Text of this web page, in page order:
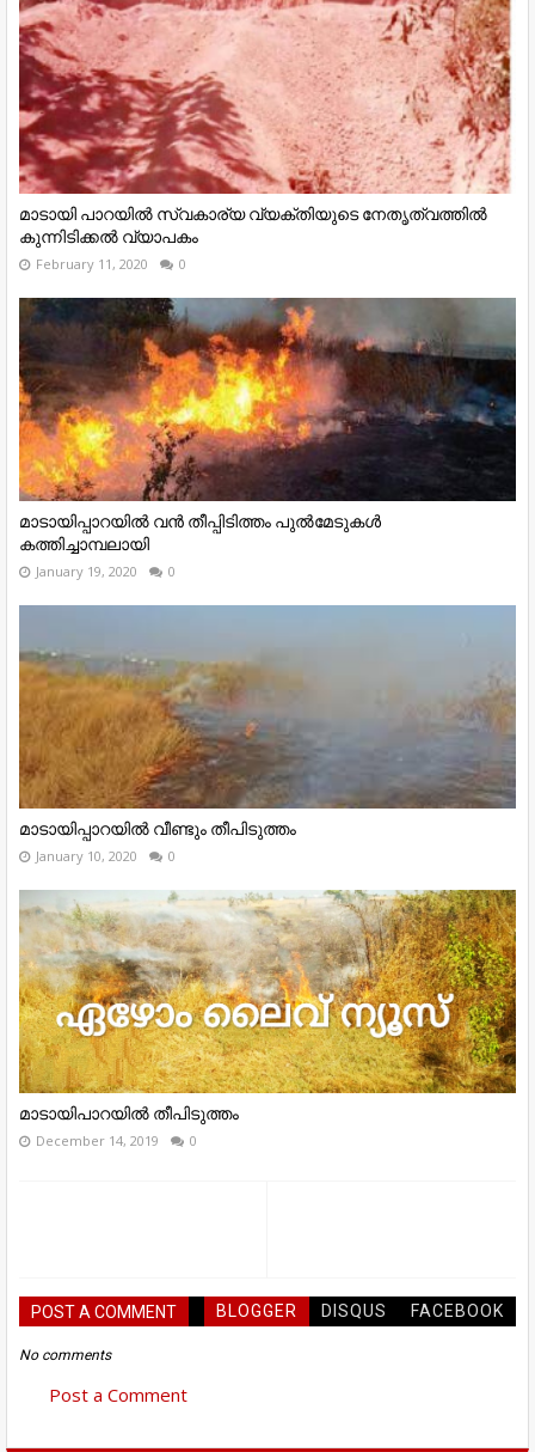
മാടായി പാറയിൽ സ്വകാര്യ വ്യക്തിയുടെ നേതൃത്വത്തിൽ
കുന്നിടിക്കൽ വ്യാപകം
February 11, 2020 0
മാടായിപ്പാറയിൽ വൻ തീപ്പിടിത്തം പുൽമേടുകൾ
കത്തിച്ചാമ്പലായി
January 19, 2020 0
മാടായിപ്പാറയിൽ വീണ്ടും തീപിടുത്തം
January 10, 2020 0
മാടായിപാറയിൽ തീപിടുത്തം
December 14, 2019 0
POST A COMMENT BLOGGER DISQUS FACEBOOK
No comments
Post a Comment